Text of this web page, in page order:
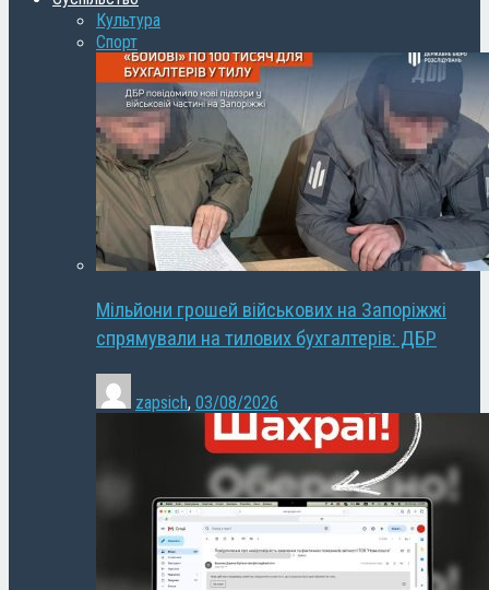
Культура
Спорт
Мільйони грошей військових на Запоріжжі
спрямували на тилових бухгалтерів: ДБР
zapsich, 03/08/2026